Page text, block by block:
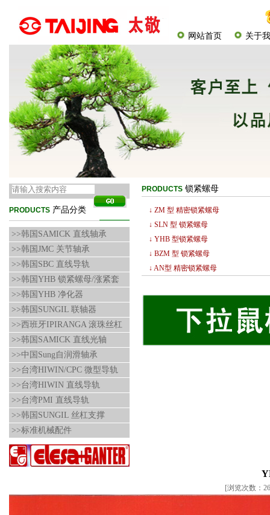
网站首页 关于
PRODUCTS 产品分类
>>韩国SAMICK 直线轴承
>>韩国JMC 关节轴承
>>韩国SBC 直线导轨
>>韩国YHB 锁紧螺母/涨紧套
>>韩国YHB 净化器
>>韩国SUNGIL 联轴器
>>西班牙IPIRANGA 滚珠丝杠
>>韩国SAMICK 直线光轴
>>中国Sung自润滑轴承
>>台湾HIWIN/CPC 微型导轨
>>台湾HIWIN 直线导轨
>>台湾PMI 直线导轨
>>韩国SUNGIL 丝杠支撑
>>标准机械配件
PRODUCTS 锁紧螺母
↓ ZM 型 精密锁紧螺母
↓ SLN 型 锁紧螺母
↓ YHB 型锁紧螺母
↓ BZM 型 锁紧螺母
↓ AN型 精密锁紧螺母
[浏览次数：